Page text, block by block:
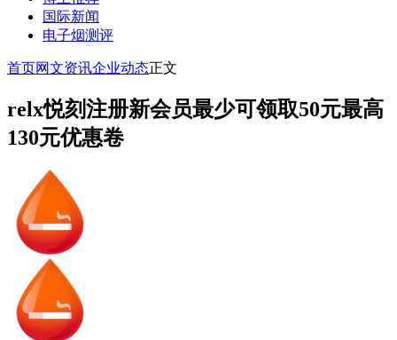
国际新闻
电子烟测评
首页网文资讯企业动态正文
relx悦刻注册新会员最少可领取50元最高
130元优惠卷